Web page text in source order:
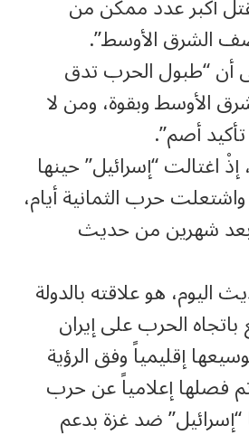
الشرق الأوسط”.
أن “طبول الحرب تدق
الأوسط وبقوة، ومن لا
أصم”.
“إسرائيل” حينها
حرب الثمانية أيام،
وذلك بعد شهرين من حديث
اليوم، هو علاقته بالدولة
الحرب على إيران
إقليمياً وفق الرؤية
ثم فصلها إعلامياً عن حرب
“إسرائيل” ضد غزة بدعم